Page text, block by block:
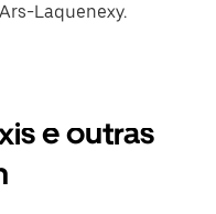
Laquenexy.
e outras